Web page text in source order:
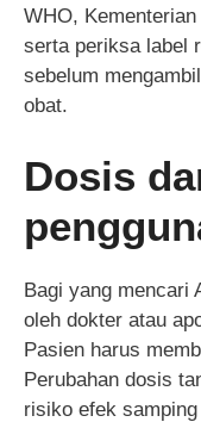
WHO,
serta periksa label
sebelum
obat.
Dosis
Bagi yang mencari
oleh dokter atau
Pasien harus
Perubahan dosis
risiko efek